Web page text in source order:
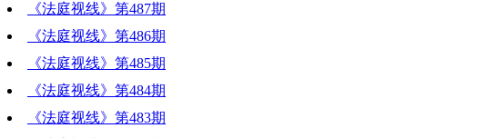
《法庭视线》第487期
《法庭视线》第486期
《法庭视线》第485期
《法庭视线》第484期
《法庭视线》第483期